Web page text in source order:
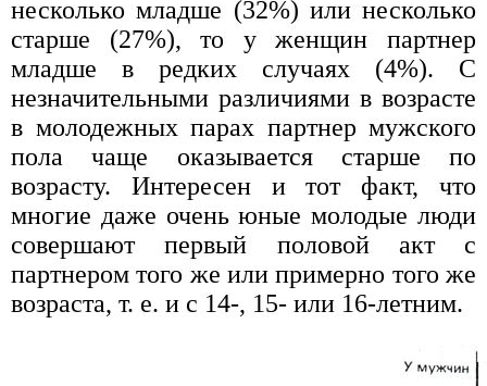
несколько младше (32%) или несколько
старше (27%), то у женщин партнер
младше в редких случаях (4%). С
незначительными различиями в возрасте
в молодежных парах партнер мужского
пола чаще оказывается старше по
возрасту. Интересен и тот факт, что
многие даже очень юные молодые люди
совершают первый половой акт с
партнером того же или примерно того же
возраста, т. е. и с 14-, 15- или 16-летним.